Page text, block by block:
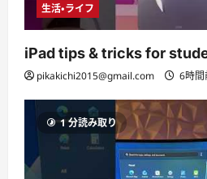
生活・ライフ
iPad tips & tricks for
pikakichi2015@gmail.com 6時間
1 分読み取り